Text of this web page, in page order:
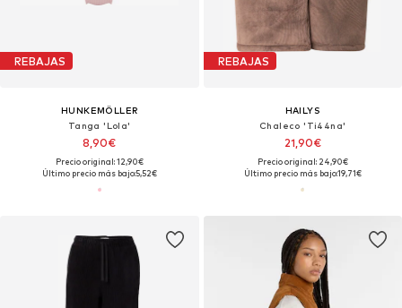
REBAJAS
HUNKEMÖLLER
Tanga 'Lola'
8,90€
Precio original: 12,90€
Último precio más bajo:5,52€
REBAJAS
HAILYS
Chaleco 'Ti44na'
21,90€
Precio original: 24,90€
Último precio más bajo:19,71€